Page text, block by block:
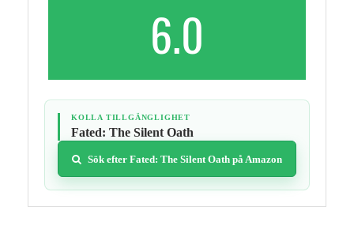
6.0
KOLLA TILLGÄNGLIGHET
Fated: The Silent Oath
Sök efter Fated: The Silent Oath på Amazon